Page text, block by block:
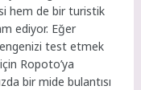
hem de bir turistik
ediyor. Eğer
test etmek
Ropoto’ya
bir mide bulantısı